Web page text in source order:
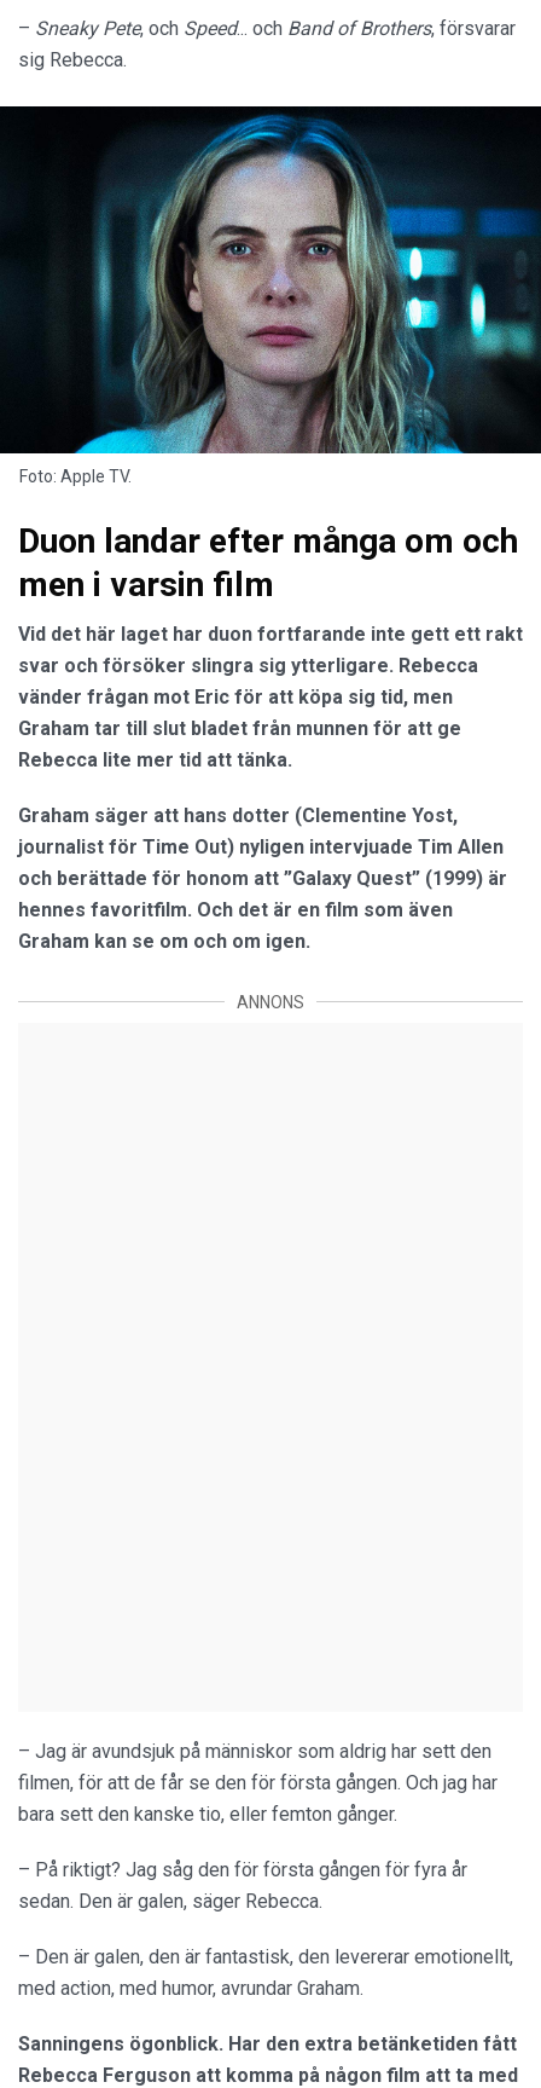
– Sneaky Pete, och Speed... och Band of Brothers, försvarar
sig Rebecca.
Foto: Apple TV.
Duon landar efter många om och
men i varsin film
Vid det här laget har duon fortfarande inte gett ett rakt
svar och försöker slingra sig ytterligare. Rebecca
vänder frågan mot Eric för att köpa sig tid, men
Graham tar till slut bladet från munnen för att ge
Rebecca lite mer tid att tänka.
Graham säger att hans dotter (Clementine Yost,
journalist för Time Out) nyligen intervjuade Tim Allen
och berättade för honom att ”Galaxy Quest” (1999) är
hennes favoritfilm. Och det är en film som även
Graham kan se om och om igen.
ANNONS
– Jag är avundsjuk på människor som aldrig har sett den
filmen, för att de får se den för första gången. Och jag har
bara sett den kanske tio, eller femton gånger.
– På riktigt? Jag såg den för första gången för fyra år
sedan. Den är galen, säger Rebecca.
– Den är galen, den är fantastisk, den levererar emotionellt,
med action, med humor, avrundar Graham.
Sanningens ögonblick. Har den extra betänketiden fått
Rebecca Ferguson att komma på någon film att ta med